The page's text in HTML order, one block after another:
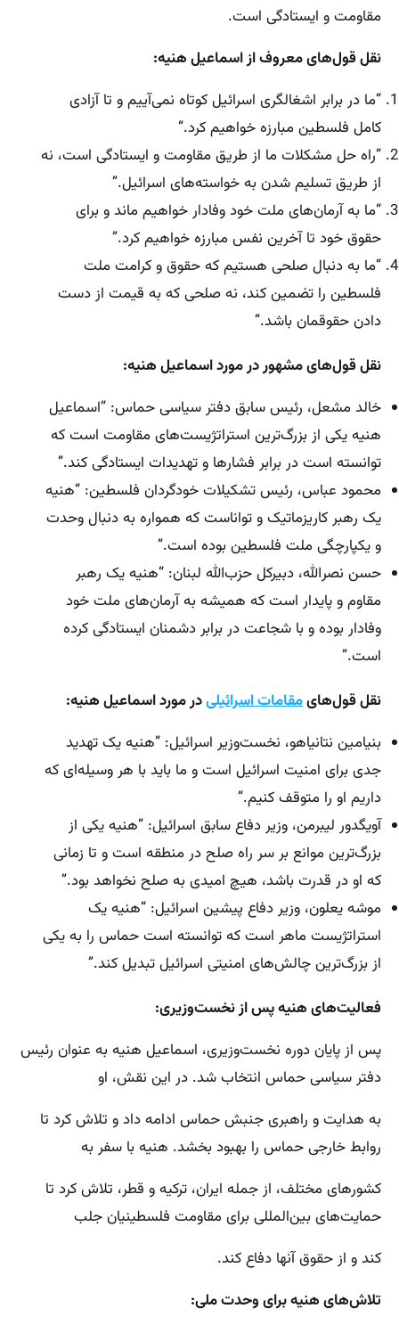
مقاومت و ایستادگی است.
نقل قول‌های معروف از اسماعیل هنیه:
“ما در برابر اشغالگری اسرائیل کوتاه نمی‌آییم و تا آزادی
کامل فلسطین مبارزه خواهیم کرد.”
“راه حل مشکلات ما از طریق مقاومت و ایستادگی است، نه
از طریق تسلیم شدن به خواسته‌های اسرائیل.”
“ما به آرمان‌های ملت خود وفادار خواهیم ماند و برای
حقوق خود تا آخرین نفس مبارزه خواهیم کرد.”
“ما به دنبال صلحی هستیم که حقوق و کرامت ملت
فلسطین را تضمین کند، نه صلحی که به قیمت از دست
دادن حقوقمان باشد.”
نقل قول‌های مشهور در مورد اسماعیل هنیه:
خالد مشعل، رئیس سابق دفتر سیاسی حماس: “اسماعیل
هنیه یکی از بزرگ‌ترین استراتژیست‌های مقاومت است که
توانسته است در برابر فشارها و تهدیدات ایستادگی کند.”
محمود عباس، رئیس تشکیلات خودگردان فلسطین: “هنیه
یک رهبر کاریزماتیک و تواناست که همواره به دنبال وحدت
و یکپارچگی ملت فلسطین بوده است.”
حسن نصرالله، دبیرکل حزب‌الله لبنان: “هنیه یک رهبر
مقاوم و پایدار است که همیشه به آرمان‌های ملت خود
وفادار بوده و با شجاعت در برابر دشمنان ایستادگی کرده
است.”
نقل قول‌هایمقامات اسرائیلیدر مورد اسماعیل هنیه:
بنیامین نتانیاهو، نخست‌وزیر اسرائیل: “هنیه یک تهدید
جدی برای امنیت اسرائیل است و ما باید با هر وسیله‌ای که
داریم او را متوقف کنیم.”
آویگدور لیبرمن، وزیر دفاع سابق اسرائیل: “هنیه یکی از
بزرگ‌ترین موانع بر سر راه صلح در منطقه است و تا زمانی
که او در قدرت باشد، هیچ امیدی به صلح نخواهد بود.”
موشه یعلون، وزیر دفاع پیشین اسرائیل: “هنیه یک
استراتژیست ماهر است که توانسته است حماس را به یکی
از بزرگ‌ترین چالش‌های امنیتی اسرائیل تبدیل کند.”
فعالیت‌های هنیه پس از نخست‌وزیری:
پس از پایان دوره نخست‌وزیری، اسماعیل هنیه به عنوان رئیس
دفتر سیاسی حماس انتخاب شد. در این نقش، او
به هدایت و راهبری جنبش حماس ادامه داد و تلاش کرد تا
روابط خارجی حماس را بهبود بخشد. هنیه با سفر به
کشورهای مختلف، از جمله ایران، ترکیه و قطر، تلاش کرد تا
حمایت‌های بین‌المللی برای مقاومت فلسطینیان جلب
کند و از حقوق آنها دفاع کند.
تلاش‌های هنیه برای وحدت ملی: